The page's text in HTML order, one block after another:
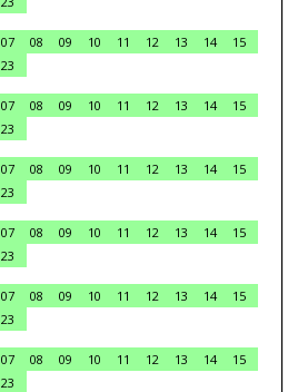
07 08 09 10 11 12 13 14
15
23
07 08 09 10 11 12 13 14
15
23
07 08 09 10 11 12 13 14
15
23
07 08 09 10 11 12 13 14
15
23
07 08 09 10 11 12 13 14
15
23
07 08 09 10 11 12 13 14
15
23